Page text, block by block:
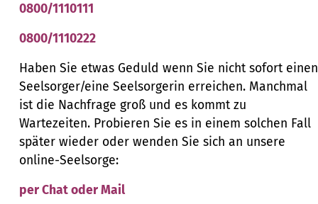
0800/1110111
0800/1110222
Haben Sie etwas Geduld wenn Sie nicht sofort einen
Seelsorger/eine Seelsorgerin erreichen. Manchmal
ist die Nachfrage groß und es kommt zu
Wartezeiten. Probieren Sie es in einem solchen Fall
später wieder oder wenden Sie sich an unsere
online-Seelsorge:
per Chat oder Mail